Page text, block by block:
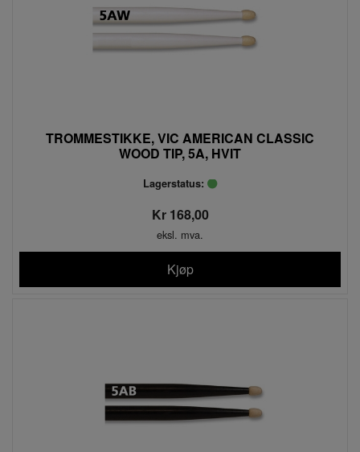
TROMMESTIKKE, VIC AMERICAN CLASSIC
WOOD TIP, 5A, HVIT
Lagerstatus:
Kr 168,00
eksl. mva.
Kjøp